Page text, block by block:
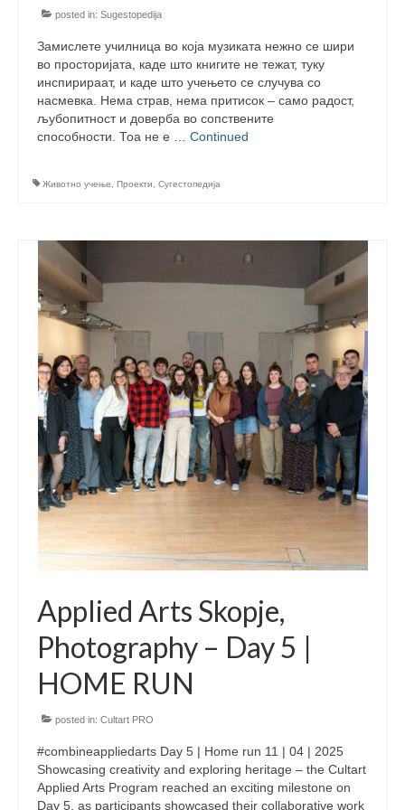
Performing Arts Programme | Day 1 & 2
Performing Arts Programme | Day 3 &
4, and 5
Italy Lecce
Design & Architecture Programme | Day
5
North Macedonia Skopje
Skopje Applied arts programme | Day 1
Skopje Applied arts programme | Day 2
Skopje Applied arts programme | Day 3
Skopje Applied arts programme | Day 4
Skopje Applied arts programme | Day 5
Applied art program in Skopje
organized by Cultart
Cultart News
CultArt in the News
Festivals Programme | Day 5
Festivals Programme | Day 1 & 2
Performing Arts Programme | Day 3 & 4,
and 5
posted in: Sugestopedija
Замислете училница во која музиката нежно се шири
во просторијата, каде што книгите не тежат, туку
инспирираат, и каде што учењето се случува со
насмевка. Нема страв, нема притисок – само радост,
љубопитност и доверба во сопствените
способности. Тоа не е … Continued
Животно учење Проекти Сугестопедија
Applied Arts Skopje,
Photography – Day 5 |
HOME RUN
posted in: Cultart PRO
#combineappliedarts Day 5 | Home run 11 | 04 | 2025
Showcasing creativity and exploring heritage – the Cultart
Applied Arts Program reached an exciting milestone on
Day 5, as participants showcased their collaborative work